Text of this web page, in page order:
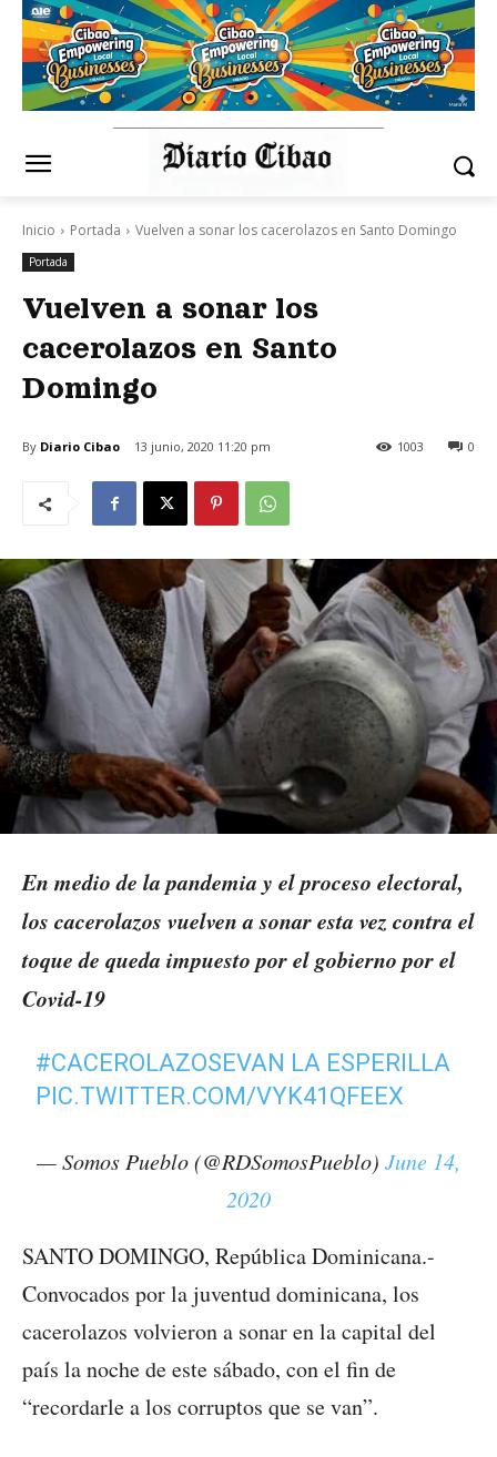
Inicio Portada Vuelven a sonar los cacerolazos en Santo Domingo
Portada
Vuelven a sonar los
cacerolazos en Santo
Domingo
By Diario Cibao 13 junio, 2020 11:20 pm 0
1003
En medio de la pandemia y el proceso electoral,
los cacerolazos vuelven a sonar esta vez contra el
toque de queda impuesto por el gobierno por el
Covid-19
#CACEROLAZOSEVAN LA ESPERILLA
PIC.TWITTER.COM/VYK41QFEEX
— Somos Pueblo (@RDSomosPueblo) June 14,
2020
SANTO DOMINGO, República Dominicana.-
Convocados por la juventud dominicana, los
cacerolazos volvieron a sonar en la capital del
país la noche de este sábado, con el fin de
“recordarle a los corruptos que se van”.